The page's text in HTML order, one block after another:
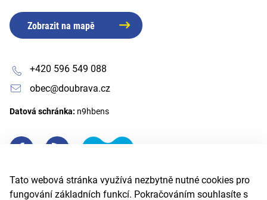
Tato webová stránka využívá nezbytně nutné cookies pro
fungování základních funkcí. Pokračováním souhlasíte s
Zobrazit na mapě
+420 596 549 088
obec@doubrava.cz
Datová schránka: n9hbens